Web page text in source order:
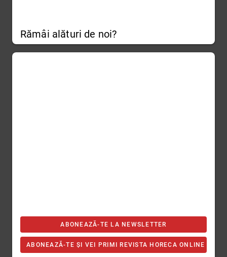
Rămâi alături de noi?
ABONEAZĂ-TE LA NEWSLETTER
ABONEAZĂ-TE ȘI VEI PRIMI REVISTA HORECA ONLINE